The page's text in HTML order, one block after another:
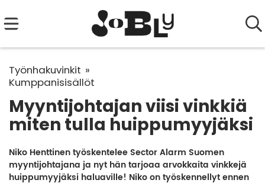
Työnhakuvinkit
Kumppanisisällöt
Myyntijohtajan viisi vinkkiä
miten tulla huippumyyjäksi
Niko Henttinen työskentelee Sector Alarm Suomen
myyntijohtajana ja nyt hän tarjoaa arvokkaita vinkkejä
huippumyyjäksi haluaville! Niko on työskennellyt ennen